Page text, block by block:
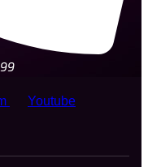
Youtube